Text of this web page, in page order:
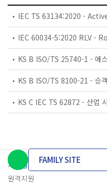
개인정보처리방침 이용약관
원격지원
FAMILY SITE